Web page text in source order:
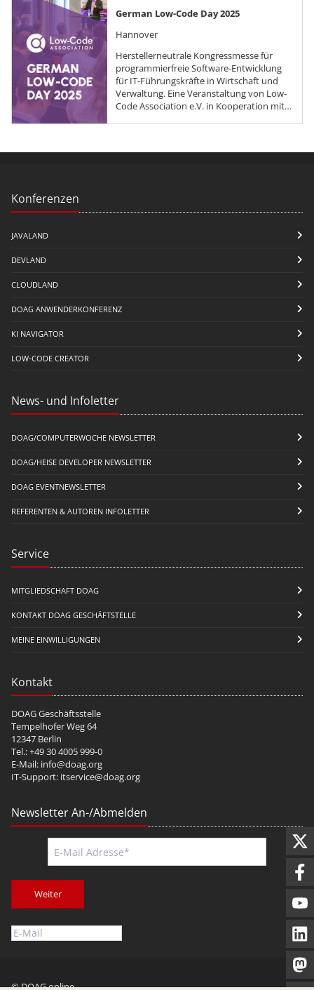
German Low-Code Day 2025
Hannover
Herstellerneutrale Kongressmesse für
programmierfreie Software-Entwicklung
für IT-Führungskräfte in Wirtschaft und
Verwaltung. Eine Veranstaltung von Low-
Code Association e.V. in Kooperation mit
Konferenzen
JAVALAND
DEVLAND
CLOUDLAND
DOAG ANWENDERKONFERENZ
KI NAVIGATOR
LOW-CODE CREATOR
News- und Infoletter
DOAG/COMPUTERWOCHE NEWSLETTER
DOAG/HEISE DEVELOPER NEWSLETTER
DOAG EVENTNEWSLETTER
REFERENTEN & AUTOREN INFOLETTER
Service
MITGLIEDSCHAFT DOAG
KONTAKT DOAG GESCHÄFTSTELLE
MEINE EINWILLIGUNGEN
Kontakt
DOAG Geschäftsstelle
Tempelhofer Weg 64
12347 Berlin
Tel.: +49 30 4005 999-0
E-Mail: info@doag.org
IT-Support: itservice@doag.org
Newsletter An-/Abmelden
Weiter
© DOAG online